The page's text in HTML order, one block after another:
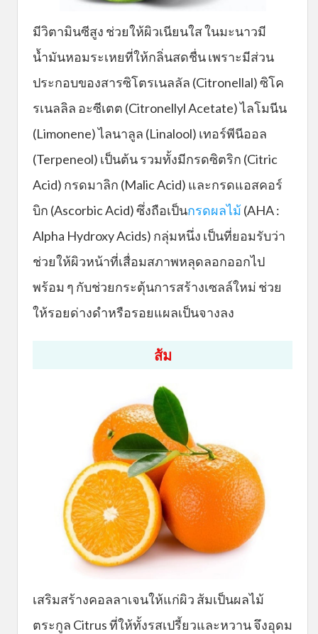
มีวิตามินซีสูง ช่วยให้ผิวเนียนใส ในมะนาวมี
น้ำมันหอมระเหยที่ให้กลิ่นสดชื่น เพราะมีส่วน
ประกอบของสารซิโตรเนลลัล (Citronellal) ซิโค
รเนลลิล อะซีเตต (Citronellyl Acetate) ไลโมนีน
(Limonene) ไลนาลูล (Linalool) เทอร์พีนีออล
(Terpeneol) เป็นต้น รวมทั้งมีกรดซิตริก (Citric
Acid) กรดมาลิก (Malic Acid) และกรดแอสคอร์
บิก (Ascorbic Acid) ซึ่งถือเป็นกรดผลไม้(AHA :
Alpha Hydroxy Acids) กลุ่มหนึ่ง เป็นที่ยอมรับว่า
ช่วยให้ผิวหน้าที่เสื่อมสภาพหลุดลอกออกไป
พร้อม ๆ กับช่วยกระตุ้นการสร้างเซลล์ใหม่ ช่วย
ให้รอยด่างดำหรือรอยแผลเป็นจางลง
ส้ม
เสริมสร้างคอลลาเจนให้แก่ผิว ส้มเป็นผลไม้
ตระกูล Citrus ที่ให้ทั้งรสเปรี้ยวและหวาน จึงอุดม